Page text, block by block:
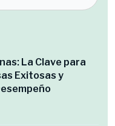
La Clave para
Exitosas y